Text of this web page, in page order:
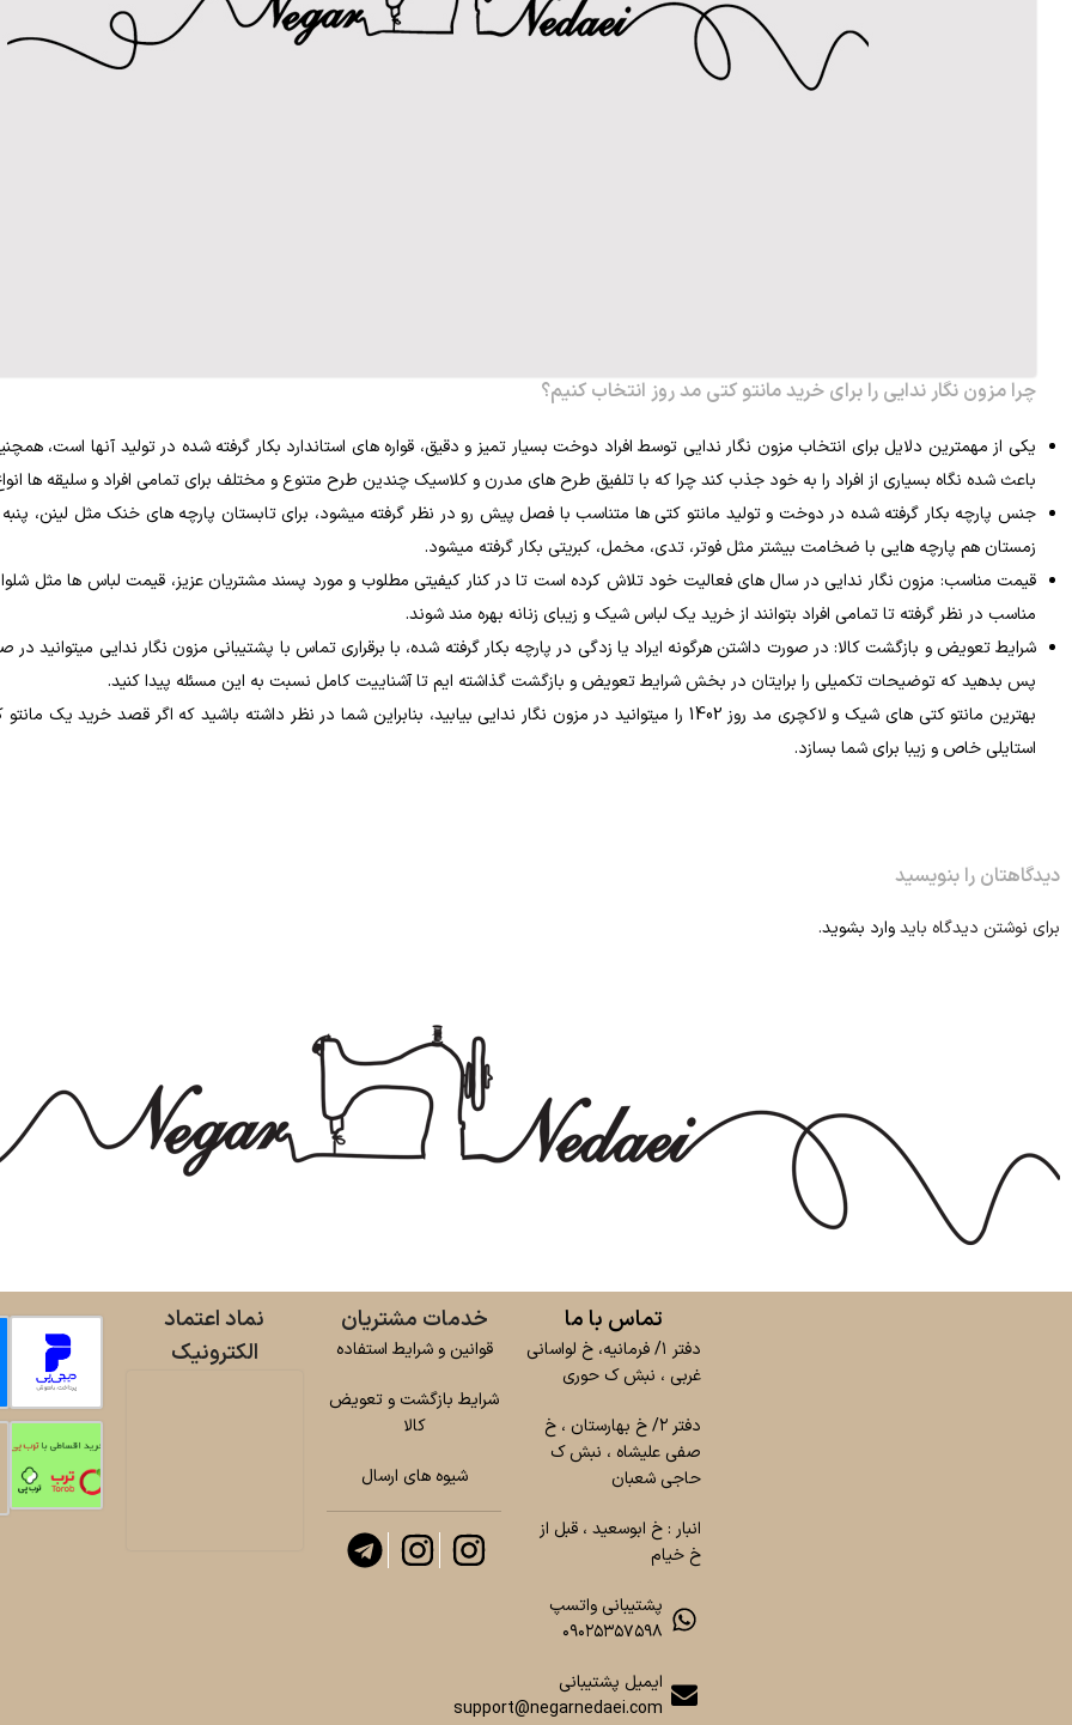
چرا مزون نگار ندایی را برای خرید مانتو کتی مد روز انتخاب کنیم؟
یکی از مهمترین دلایل برای انتخاب مزون نگار ندایی توسط افراد دوخت بسیار تمیز و دقیق، قواره های استاندارد بکار گرفته شده در تولید آنها است،
باعث شده نگاه بسیاری از افراد را به خود جذب کند چرا که با تلفیق طرح های مدرن و کلاسیک چندین طرح متنوع و مختلف برای تمامی افراد و سلیقه ها
زمستان هم پارچه هایی با ضخامت بیشتر مثل فوتر، تدی، مخمل، کبریتی بکار گرفته میشود.
قیمت مناسب: مزون نگار ندایی در سال های فعالیت خود تلاش کرده است تا در کنار کیفیتی مطلوب و مورد پسند مشتریان عزیز، قیمت لباس ها مثل
مناسب در نظر گرفته تا تمامی افراد بتوانند از خرید یک لباس شیک و زیبای زنانه بهره مند شوند.
شرایط تعویض و بازگشت کالا: در صورت داشتن هرگونه ایراد یا زدگی در پارچه بکار گرفته شده، با برقراری تماس با پشتیبانی مزون نگار ندایی
پس بدهید که توضیحات تکمیلی را برایتان در بخش شرایط تعویض و بازگشت گذاشته ایم تا آشناییت کامل نسبت به این مسئله پیدا کنید.
بهترین مانتو کتی های شیک و لاکچری مد روز 1402 را میتوانید در مزون نگار ندایی بیابید، بنابراین شما در نظر داشته باشید که اگر
استایلی خاص و زیبا برای شما بسازد.
دیدگاهتان را بنویسید
برای نوشتن دیدگاه بایدوارد بشوید.
تماس با ما
دفتر ۱/ فرمانیه، خ لواسانی
غربی ، نبش ک حوری
دفتر ۲/ خ بهارستان ، خ
صفی علیشاه ، نبش ک
حاجی شعبان
انبار : خ ابوسعید ، قبل از
خ خیام
پشتیبانی واتسپ
۰۹۰۲۵۳۵۷۵۹۸
ایمیل پشتیبانی
support@negarnedaei.com
خدمات مشتریان
قوانین و شرایط استفاده
شرایط بازگشت و تعویض
کالا
شیوه های ارسال
نماد اعتماد
الکترونیک